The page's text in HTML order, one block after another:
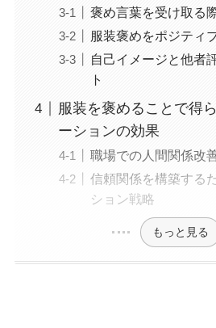
褒め言葉を受け取る
服装褒めをポジティ
自己イメージと他者
ト
服装を褒めることで得
ーションの効果
職場での人間関係改
信頼関係を構築する
ション戦略
もっと見る